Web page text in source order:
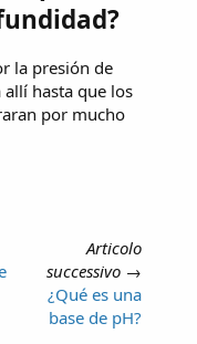
la presión de
allí hasta que los
por mucho
Articolo
successivo →
¿Qué es una
base de pH?